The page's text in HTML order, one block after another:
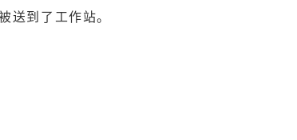
送到了工作站。